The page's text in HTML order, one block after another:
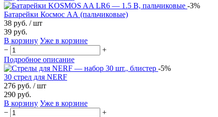
-3%
Батарейки Космос АА (пальчиковые)
38 руб. / шт
39 руб.
В корзину Уже в корзине
−
+
Подробное описание
-5%
30 стрел для NERF
276 руб. / шт
290 руб.
В корзину Уже в корзине
−
+